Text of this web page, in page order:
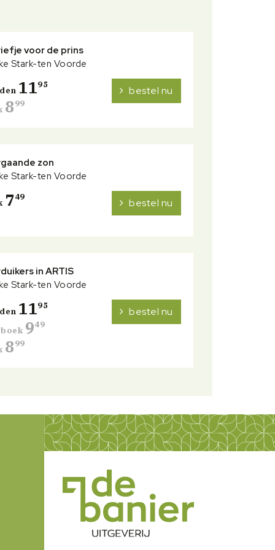
voor de prins
Stark-ten Voorde
1195
899
bestel nu
zon
Stark-ten Voorde
749 bestel nu
in ARTIS
Stark-ten Voorde
1195
949
899
bestel nu